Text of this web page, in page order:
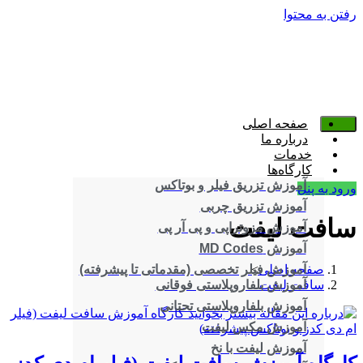
رفتن به محتوا
صفحه اصلی
درباره ما
خدمات
کارگاه‌ها
آموزش تزریق فیلر و بوتاکس
آموزش تزریق چربی
آموزش مزوتراپی و پی آر پی
آموزش MD Codes
آموزش فیلر تخصصی (مقدماتی تا پیشرفته)
آموزش بلفاروپلاستی فوقانی
آموزش بلفاروپلاستی تحتانی
آموزش مکس لیفت
آموزش لیفت با نخ
ورود به پنل
سافت لیفت
صفحه اصلی>
سافت لیفت